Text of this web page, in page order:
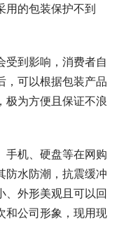
用的包装保护不到
受到影响，消费者自
，可以根据包装产品
极为方便且保证不浪
手机、硬盘等在网购
防水防潮，抗震缓冲
、外形美观且可以回
和公司形象，现用现